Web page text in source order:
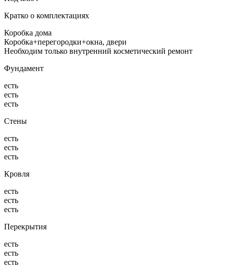
Кратко о комплектациях
Коробка дома
Коробка+перегородки+окна, двери
Необходим только внутренний косметический ремонт
Фундамент
есть
есть
есть
Стены
есть
есть
есть
Кровля
есть
есть
есть
Перекрытия
есть
есть
есть